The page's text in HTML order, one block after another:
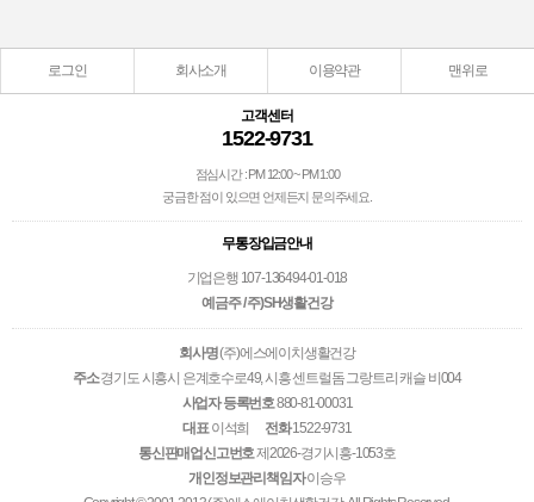
로그인 회사소개 이용약관 맨위로
고객센터
1522-9731
점심시간 : PM 12:00 ~ PM 1:00
궁금한 점이 있으면 언제든지 문의주세요.
무통장입금안내
기업은행 107-136494-01-018
예금주 / 주)SH생활건강
회사명(주)에스에이치생활건강
주소경기도 시흥시 은계호수로49, 시흥 센트럴돔 그랑트리 캐슬 비004
사업자 등록번호880-81-00031
대표이석희 전화1522-9731
통신판매업신고번호제2026-경기시흥-1053호
개인정보관리책임자이승우